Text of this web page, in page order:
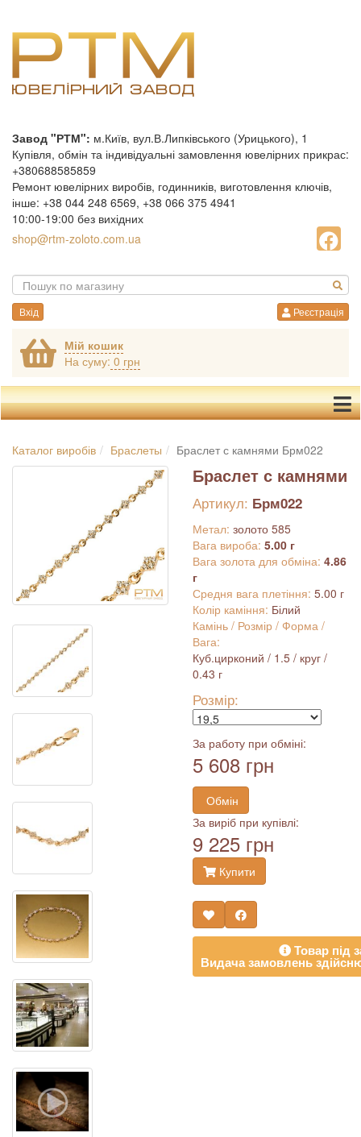
Завод "РТМ": м.Київ, вул.В.Липківського (Урицького), 1
Купівля, обмін та індивідуальні замовлення ювелірних прикрас:
+380688585859
Ремонт ювелірних виробів, годинників, виготовлення ключів,
інше: +38 044 248 6569, +38 066 375 4941
10:00-19:00 без вихідних
shop@rtm-zoloto.com.ua
Вхід Реєстрація
Мій кошик
На суму: 0 грн
Каталог виробів Браслеты Браслет с камнями Брм022
Браслет с камнями
Артикул: Брм022
Метал: золото 585
Вага вироба: 5.00 г
Вага золота для обміна: 4.86
г
Средня вага плетіння: 5.00 г
Колір каміння: Білий
Камінь / Розмір / Форма /
Вага:
Куб.цирконий / 1.5 / круг /
0.43 г
Розмір:
За работу при обміні:
5 608 грн
Обмін
За виріб при купівлі:
9 225 грн
Купити
Товар під
Видача замовлень